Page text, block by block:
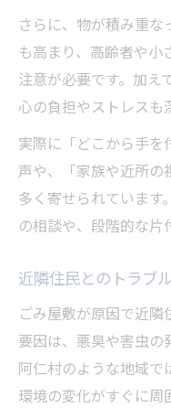
さらに、物が積み重
も高まり、高齢者や
注意が必要です。加え
心の負担やストレスも
実際に「どこから手を
声や、「家族や近所の
多く寄せられています
の相談や、段階的な片
近隣住民とのトラブ
ごみ屋敷が原因で近
要因は、悪臭や害虫の
阿仁村のような地域
環境の変化がすぐに周